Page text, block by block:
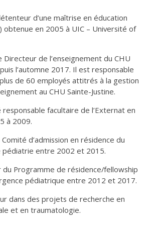
d’une maîtrise en éducation
obtenue en 2005 à UIC – Université of
Directeur de l’enseignement du CHU
l’automne 2017. Il est responsable
de 60 employés attitrés à la gestion
au CHU Sainte-Justine.
facultaire de l’Externat en
à 2009.
d’admission en résidence du
entre 2002 et 2015.
Programme de résidence/fellowship
pédiatrique entre 2012 et 2017.
dans des projets de recherche en
et en traumatologie.